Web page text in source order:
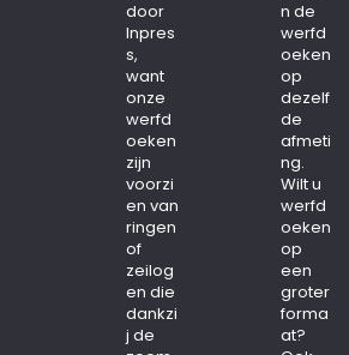
door
Inpres
s,
want
onze
werfd
oeken
zijn
voorzi
en van
ringen
of
zeilog
en die
dankzi
j de
n de
werfd
oeken
op
dezelf
de
afmeti
ng.
Wilt u
werfd
oeken
op
een
groter
forma
at?